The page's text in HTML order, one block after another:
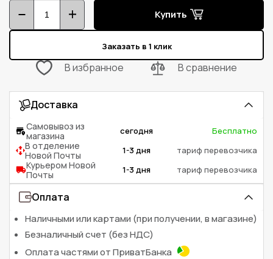
Купить
Заказать в 1 клик
В избранное В сравнение
Доставка
Самовывоз из
магазина
сегодня Бесплатно
В отделение
Новой Почты
1-3 дня тариф перевозчика
Курьером Новой
Почты
1-3 дня тариф перевозчика
Оплата
Наличными или картами (при получении, в магазине)
Безналичный счет (без НДС)
Оплата частями от ПриватБанка